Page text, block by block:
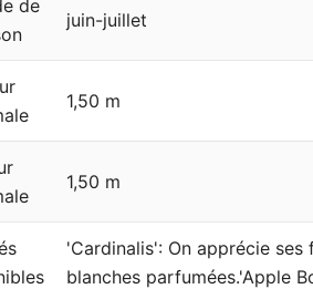
de
juin-juillet
1,50 m
1,50 m
'Cardinalis': On apprécie
blanches parfumées.'Apple